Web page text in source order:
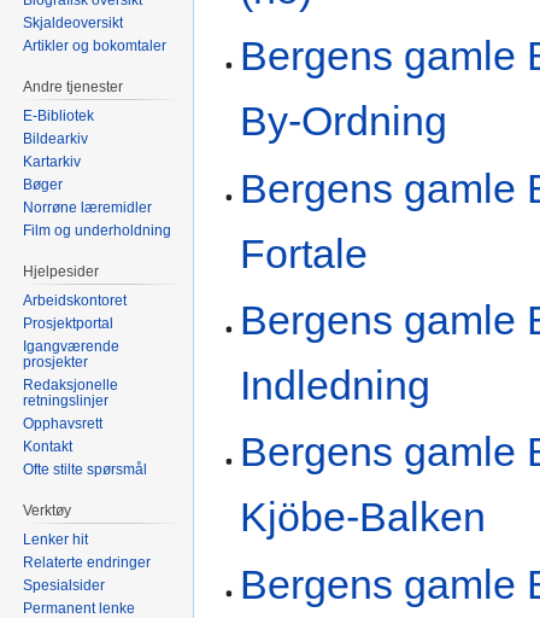
Bergens gamle
By-Ordning
Bergens gamle
Fortale
Bergens gamle
Indledning
Bergens gamle
Kjöbe-Balken
Bergens gamle
Skjaldeoversikt
Artikler og bokomtaler
Andre tjenester
E-Bibliotek
Bildearkiv
Kartarkiv
Bøger
Norrøne læremidler
Film og underholdning
Hjelpesider
Arbeidskontoret
Prosjektportal
Igangværende
prosjekter
Redaksjonelle
retningslinjer
Opphavsrett
Kontakt
Ofte stilte spørsmål
Verktøy
Lenker hit
Relaterte endringer
Spesialsider
Permanent lenke